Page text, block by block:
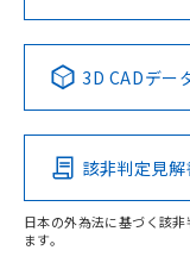
Pb
3D CADデー
該非判定見
日本の外為法に基づく該
ます。